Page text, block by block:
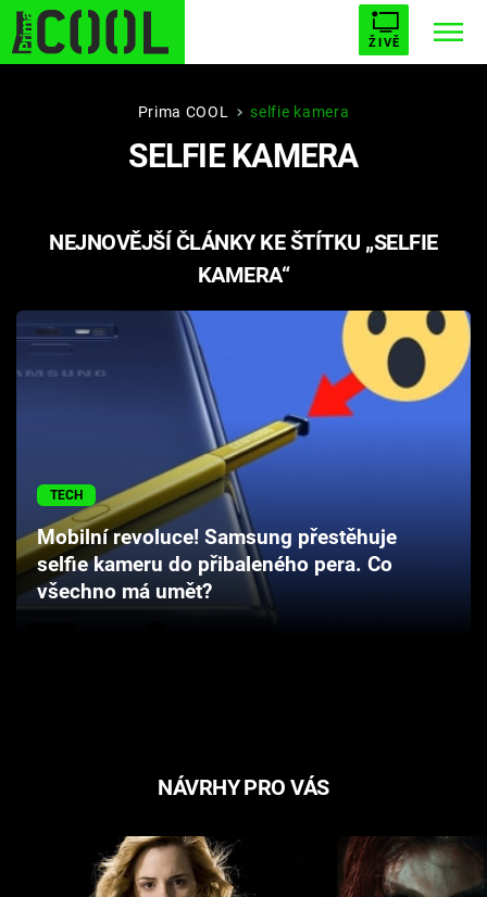
ŽIVĚ
STARHOUSE BUFFY, PŘEMOŽITELKA UPÍRŮ
PLNEJ KOTEL AVENGERS 5
Filmy
Cool Esport
Pořady
TV Program
Prima COOL selfie kamera
SELFIE KAMERA
NEJNOVĚJŠÍ ČLÁNKY KE ŠTÍTKU „SELFIE
KAMERA“
TECH
Mobilní revoluce! Samsung přestěhuje
selfie kameru do přibaleného pera. Co
všechno má umět?
NÁVRHY PRO VÁS